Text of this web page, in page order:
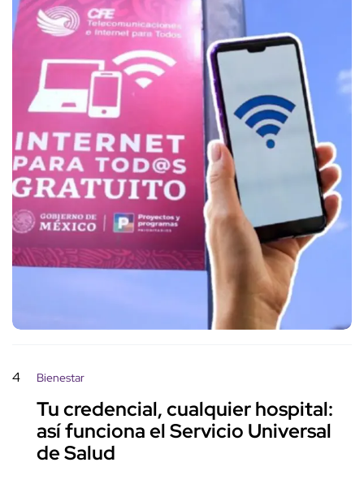
4 Bienestar
Tu credencial, cualquier hospital:
así funciona el Servicio Universal
de Salud